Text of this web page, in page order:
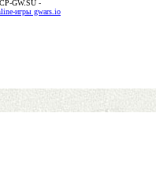
GW.SU -
игры gwars.io